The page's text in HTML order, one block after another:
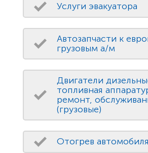
Услуги эвакуатора
Автозапчасти к
грузовым а/м
Двигатели
топливная
ремонт,
(грузовые)
Отогрев автомобиля